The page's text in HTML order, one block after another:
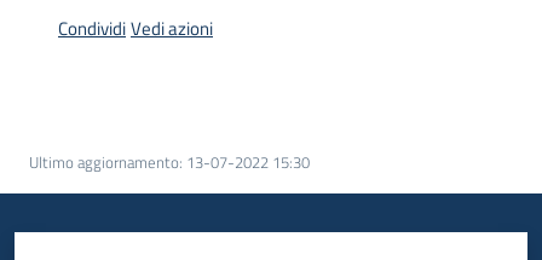
Argomenti
Servizi
CondividiVedi azioni
Ultimo aggiornamento: 13-07-2022 15:30